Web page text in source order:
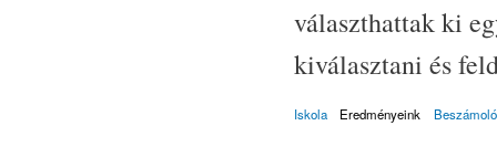
választhattak ki
kiválasztani és
Iskola Eredményeink Beszámoló